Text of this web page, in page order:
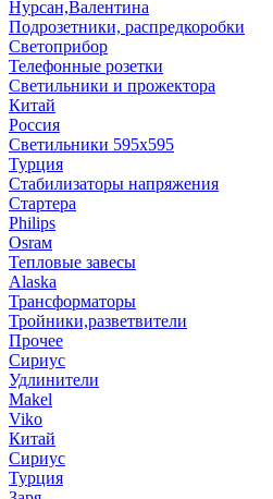
Нурсан,Валентина
Подрозетники, распредкоробки
Светоприбор
Телефонные розетки
Светильники и прожектора
Китай
Россия
Светильники 595х595
Турция
Стабилизаторы напряжения
Стартера
Philips
Оsrам
Тепловые завесы
Alaska
Трансформаторы
Тройники,разветвители
Прочее
Сириус
Удлинители
Makel
Viko
Китай
Сириус
Турция